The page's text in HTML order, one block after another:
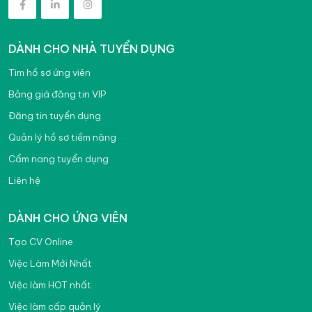
Khác
Việc làm Lạng Sơn
Việc làm Lào Cai
Việc làm Lâm Đồng
Việc làm Nghệ An
Việc làm Ninh Bình
Việc làm Ninh Thuận
Việc làm Phú Thọ
Việc làm Phú Yên
Việc làm Quảng Bình
DÀNH CHO NHÀ TUYỂN DỤNG
Tìm hồ sơ ứng viên
Bảng giá đăng tin VIP
Đăng tin tuyển dụng
Quản lý hồ sơ tiềm năng
Cẩm nang tuyển dụng
Liên hệ
DÀNH CHO ỨNG VIÊN
Tạo CV Online
Việc Làm Mới Nhất
Việc làm HOT nhất
Việc làm cấp quản lý